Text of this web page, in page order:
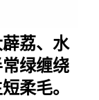
荔、水
绿缠绕
柔毛。